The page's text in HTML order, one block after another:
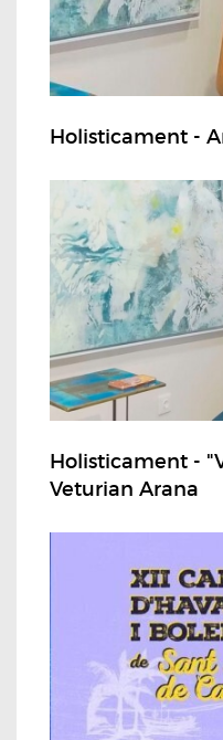
Holisticament -
Holisticament -
Veturian Arana